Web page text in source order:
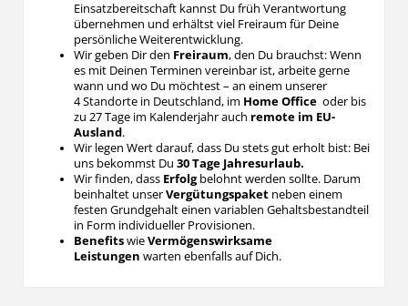
Einsatzbereitschaft kannst Du früh Verantwortung
übernehmen und erhältst viel Freiraum für Deine
persönliche Weiterentwicklung.
Wir geben Dir den Freiraum, den Du brauchst: Wenn
es mit Deinen Terminen vereinbar ist, arbeite gerne
wann und wo Du möchtest – an einem unserer
4 Standorte in Deutschland, im Home Office oder bis
zu 27 Tage im Kalenderjahr auch remote im EU-
Ausland.
Wir legen Wert darauf, dass Du stets gut erholt bist: Bei
uns bekommst Du 30 Tage Jahresurlaub.
Wir finden, dass Erfolgbelohnt werden sollte. Darum
beinhaltet unserVergütungspaket neben einem
festen Grundgehalt einen variablen Gehaltsbestandteil
in Form individueller Provisionen.
BenefitswieVermögenswirksame
Leistungen warten ebenfalls auf Dich.